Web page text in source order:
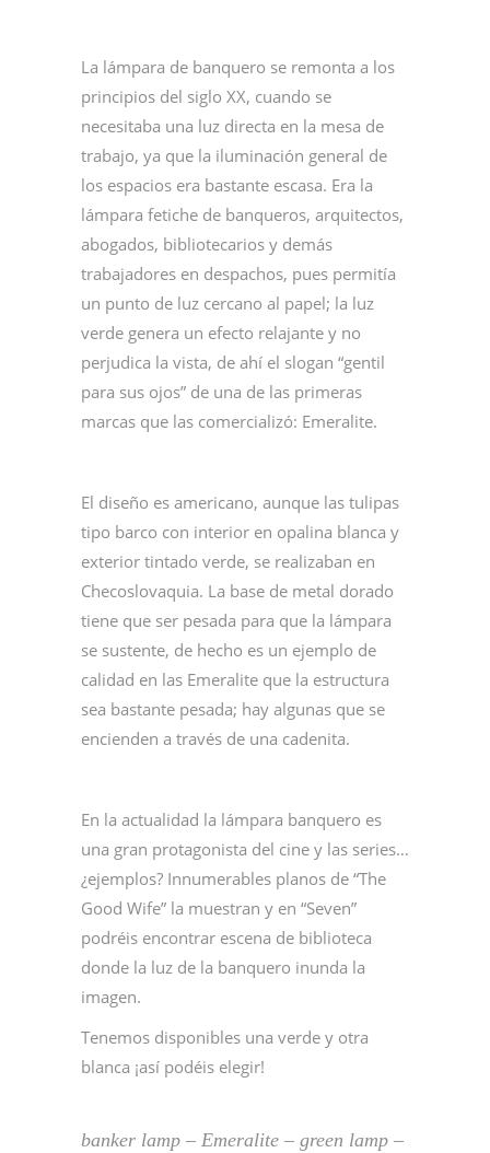
La lámpara de banquero se remonta a los
principios del siglo XX, cuando se
necesitaba una luz directa en la mesa de
trabajo, ya que la iluminación general de
los espacios era bastante escasa. Era la
lámpara fetiche de banqueros, arquitectos,
abogados, bibliotecarios y demás
trabajadores en despachos, pues permitía
un punto de luz cercano al papel; la luz
verde genera un efecto relajante y no
perjudica la vista, de ahí el slogan “gentil
para sus ojos” de una de las primeras
marcas que las comercializó: Emeralite.
El diseño es americano, aunque las tulipas
tipo barco con interior en opalina blanca y
exterior tintado verde, se realizaban en
Checoslovaquia. La base de metal dorado
tiene que ser pesada para que la lámpara
se sustente, de hecho es un ejemplo de
calidad en las Emeralite que la estructura
sea bastante pesada; hay algunas que se
encienden a través de una cadenita.
En la actualidad la lámpara banquero es
una gran protagonista del cine y las series…
¿ejemplos? Innumerables planos de “The
Good Wife” la muestran y en “Seven”
podréis encontrar escena de biblioteca
donde la luz de la banquero inunda la
imagen.
Tenemos disponibles una verde y otra
blanca ¡así podéis elegir!
banker lamp ‒ Emeralite ‒ green lamp ‒